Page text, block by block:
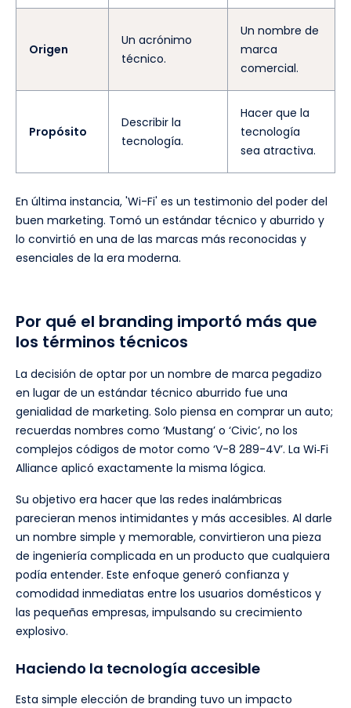
Origen
Un acrónimo
técnico.
Un nombre de
marca
comercial.
Propósito
Describir la
tecnología.
Hacer que la
tecnología
sea atractiva.
En última instancia, 'Wi-Fi' es un testimonio del poder del
buen marketing. Tomó un estándar técnico y aburrido y
lo convirtió en una de las marcas más reconocidas y
esenciales de la era moderna.
Por qué el branding importó más que
los términos técnicos
La decisión de optar por un nombre de marca pegadizo
en lugar de un estándar técnico aburrido fue una
genialidad de marketing. Solo piensa en comprar un auto;
recuerdas nombres como ‘Mustang’ o ‘Civic’, no los
complejos códigos de motor como ‘V-8 289-4V’. La Wi‑Fi
Alliance aplicó exactamente la misma lógica.
Su objetivo era hacer que las redes inalámbricas
parecieran menos intimidantes y más accesibles. Al darle
un nombre simple y memorable, convirtieron una pieza
de ingeniería complicada en un producto que cualquiera
podía entender. Este enfoque generó confianza y
comodidad inmediatas entre los usuarios domésticos y
las pequeñas empresas, impulsando su crecimiento
explosivo.
Haciendo la tecnología accesible
Esta simple elección de branding tuvo un impacto